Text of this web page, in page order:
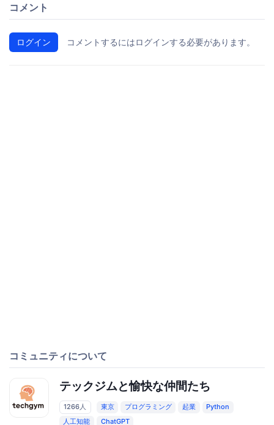
コメント
ログイン コメントするにはログインする必要があります。
コミュニティについて
テックジムと愉快な仲間たち
1266人 東京 プログラミング 起業
Python
人工知能
ChatGPT